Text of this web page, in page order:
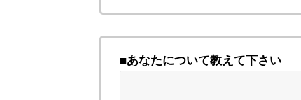
■あなたについて教えて下さい